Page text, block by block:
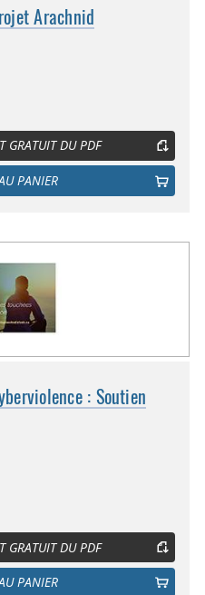
Arachnid
GRATUIT DU PDF
PANIER
: Soutien
GRATUIT DU PDF
PANIER